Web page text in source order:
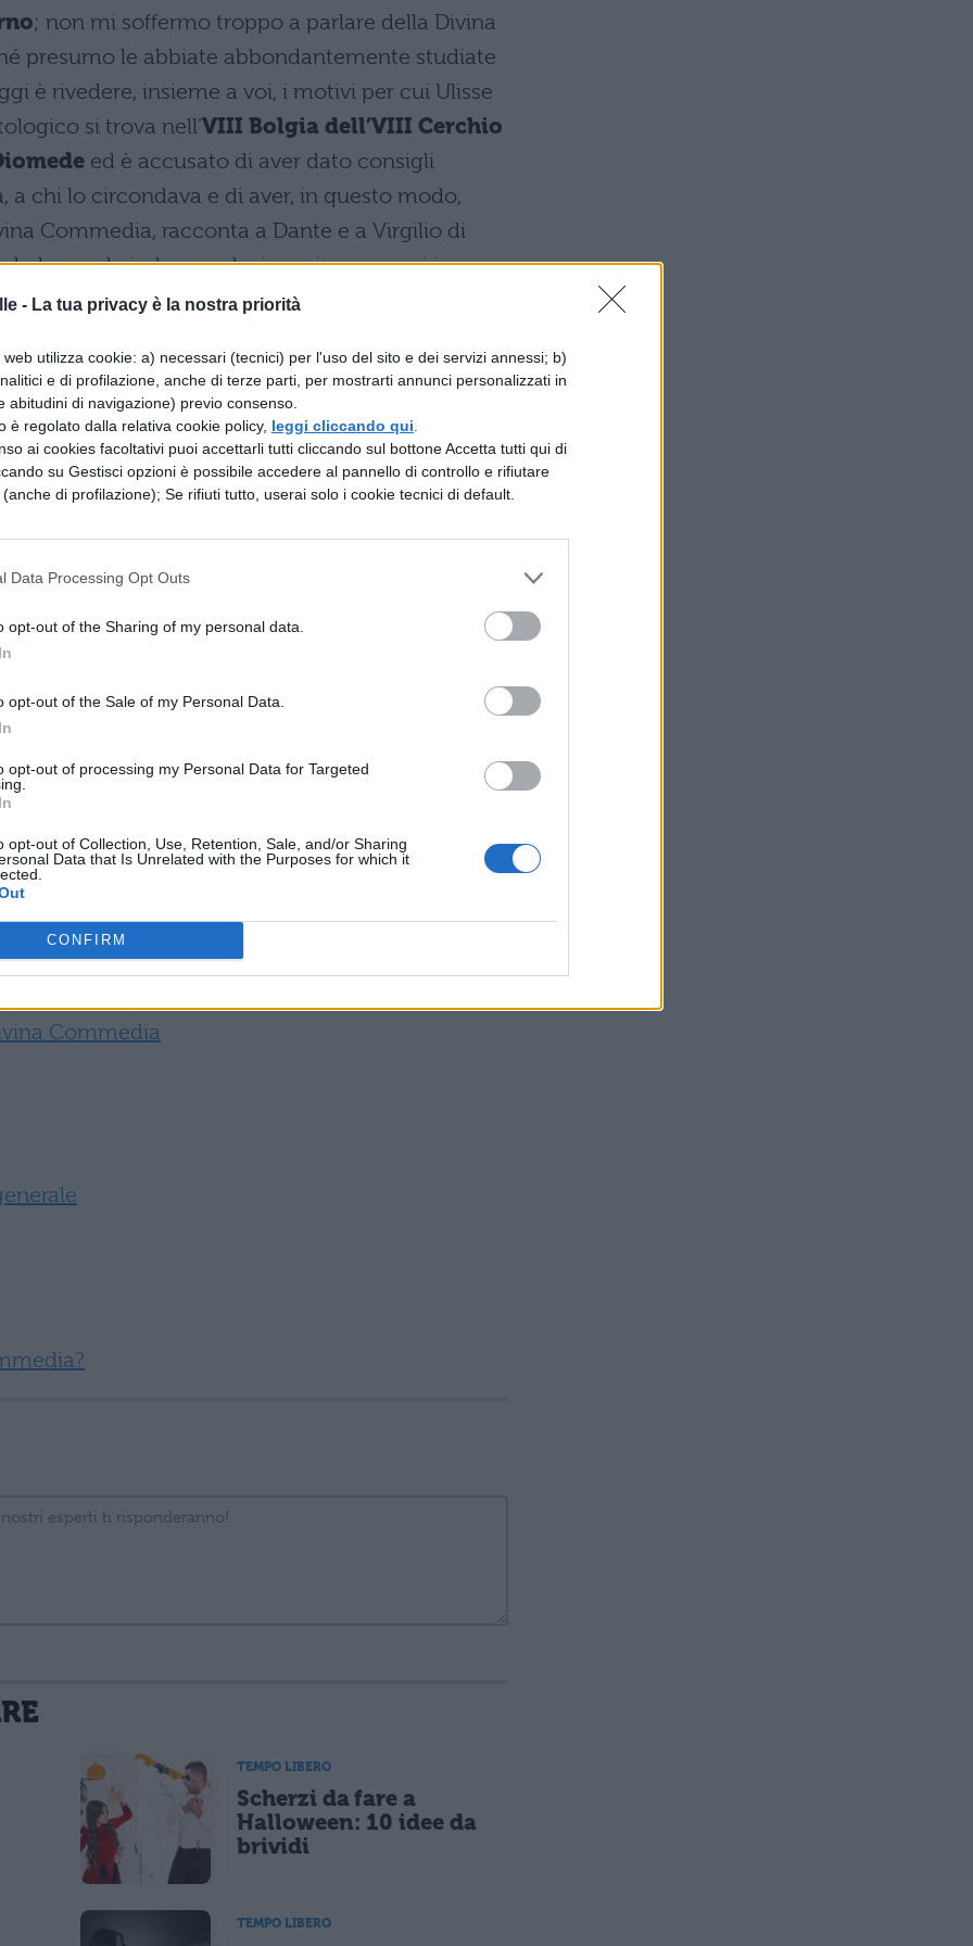
- La tua privacy è la nostra priorità
utilizza cookie: a) necessari (tecnici) per l'uso del sito e dei servizi annessi; b)
e di profilazione, anche di terze parti, per mostrarti annunci personalizzati in
abitudini di navigazione) previo consenso.
è regolato dalla relativa cookie policy, leggi cliccando qui
ai cookies facoltativi puoi accettarli tutti cliccando sul bottone Accetta tutti qui di
su Gestisci opzioni è possibile accedere al pannello di controllo e rifiutare
di profilazione); Se rifiuti tutto, userai solo i cookie tecnici di default.
Data Processing Opt Outs
opt-out of the Sharing of my personal data.
opt-out of the Sale of my Personal Data.
opt-out of processing my Personal Data for Targeted
opt-out of Collection, Use, Retention, Sale, and/or Sharing
Data that Is Unrelated with the Purposes for which it
CONFIRM
; non mi soffermo troppo a parlare della Divina
presumo le abbiate abbondantemente studiate
è rivedere, insieme a voi, i motivi per cui Ulisse
si trova nell’VIII Bolgia dell’VIII Cerchio
ed è accusato di aver dato consigli
a chi lo circondava e di aver, in questo modo,
Commedia, racconta a Dante e a Virgilio di
le regole imbarcandosi con i compagni in
scalato le colonne d’Ercole che
agli uomini, era vietato avvicinarsi. Questi
spediti all’inferno, scopriamo ora qual è la
l’inferno di Dante
di Ulisse
è tornato alla mente l’episodio che vede
all’amico Diomede Odisseo si trova
il prossimo quando era in vita dispensando
il volere divino scalando le colonne d’Ercole; il
altro che una pena molto dura: entrambi
lingue di fuoco, insieme perché hanno ordito
del canto XXVI dell’Inferno:
e risorse per lo studio
riguardanti la Commedia di Dante leggi qui:
Commedia
cookie salvi i tuoi dati (nome, email) per il prossimo commento.
di marketing diretto con modalità automatizzate o tradizionali
TEMPO LIBERO
Scherzi da fare a
Halloween: 10 idee da
brividi
TEMPO LIBERO